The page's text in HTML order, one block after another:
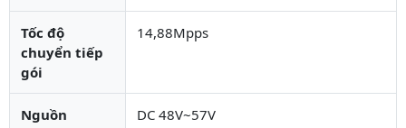
Tốc độ
chuyển tiếp
gói
14,88Mpps
Nguồn DC 48V~57V